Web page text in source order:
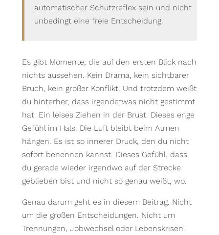
automatischer Schutzreflex sein und nicht
unbedingt eine freie Entscheidung.
Es gibt Momente, die auf den ersten Blick nach
nichts aussehen. Kein Drama, kein sichtbarer
Bruch, kein großer Konflikt. Und trotzdem weißt
du hinterher, dass irgendetwas nicht gestimmt
hat. Ein leises Ziehen in der Brust. Dieses enge
Gefühl im Hals. Die Luft bleibt beim Atmen
hängen. Es ist so innerer Druck, den du nicht
sofort benennen kannst. Dieses Gefühl, dass
du gerade wieder irgendwo auf der Strecke
geblieben bist und nicht so genau weißt, wo.
Genau darum geht es in diesem Beitrag. Nicht
um die großen Entscheidungen. Nicht um
Trennungen, Jobwechsel oder Lebenskrisen.